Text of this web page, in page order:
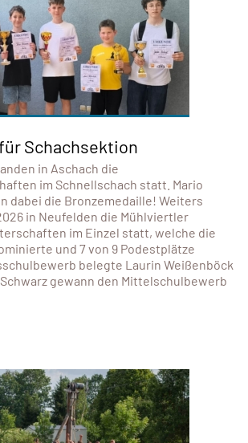
Schachsektion
in Aschach die
im Schnellschach statt. Mario
dabei die Bronzemedaille! Weiters
in Neufelden die Mühlviertler
im Einzel statt, welche die
und 7 von 9 Podestplätze
belegte Laurin Weißenböck
gewann den Mittelschulbewerb